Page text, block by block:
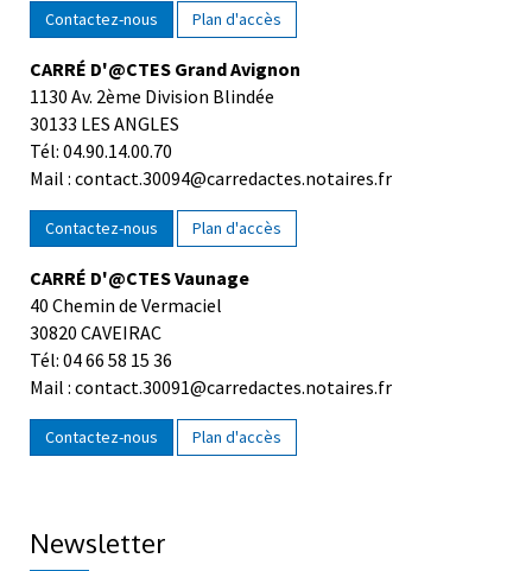
Contactez-nous Plan d'accès
CARRÉ D'@CTES Grand Avignon
1130 Av. 2ème Division Blindée
30133 LES ANGLES
Tél: 04.90.14.00.70
Mail : contact.30094@carredactes.notaires.fr
Contactez-nous Plan d'accès
CARRÉ D'@CTES Vaunage
40 Chemin de Vermaciel
30820 CAVEIRAC
Tél: 04 66 58 15 36
Mail : contact.30091@carredactes.notaires.fr
Contactez-nous Plan d'accès
Newsletter